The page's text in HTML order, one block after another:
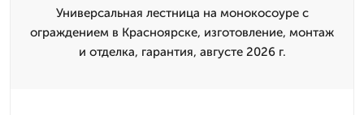
Универсальная лестница на монокосоуре с
ограждением в Красноярске, изготовление, монтаж
и отделка, гарантия, августе 2026 г.